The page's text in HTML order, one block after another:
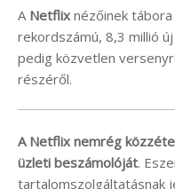
A Netflix nézőinek
rekordszámú, 8,3 millió
pedig közvetlen
részéről.
A Netflix nemrég
üzleti beszámolóját.
tartalomszolgáltatásnak